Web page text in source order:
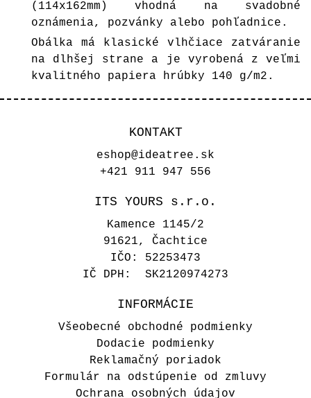
(114x162mm) vhodná na svadobné
oznámenia, pozvánky alebo pohľadnice.
Obálka má klasické vlhčiace zatváranie
na dlhšej strane a je vyrobená z veľmi
kvalitného papiera hrúbky 140 g/m2.
KONTAKT
eshop@ideatree.sk
+421 911 947 556
ITS YOURS s.r.o.
Kamence 1145/2
91621, Čachtice
IČO: 52253473
IČ DPH: SK2120974273
INFORMÁCIE
Všeobecné obchodné podmienky
Dodacie podmienky
Reklamačný poriadok
Formulár na odstúpenie od zmluvy
Ochrana osobných údajov